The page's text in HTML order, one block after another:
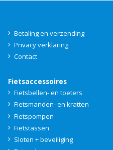
Betaling en verzending
Privacy verklaring
Contact
Fietsaccessoires
Fietsbellen- en toeters
Fietsmanden- en kratten
Fietspompen
Fietstassen
Sloten + beveiliging